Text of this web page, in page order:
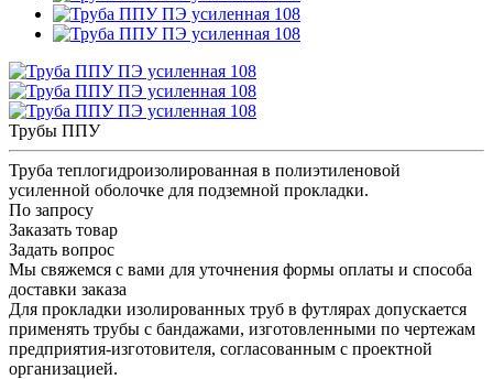
Трубы ППУ
Труба теплогидроизолированная в полиэтиленовой
усиленной оболочке для подземной прокладки.
По запросу
Заказать товар
Задать вопрос
Мы свяжемся с вами для уточнения формы оплаты и способа
доставки заказа
Для прокладки изолированных труб в футлярах допускается
применять трубы с бандажами, изготовленными по чертежам
предприятия-изготовителя, согласованным с проектной
организацией.